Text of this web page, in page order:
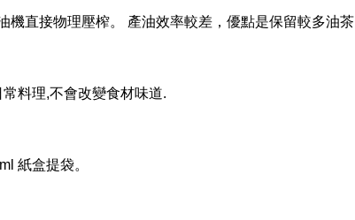
機直接物理壓榨。 產油效率較差，優點是保留較多油茶
料理,不會改變食材味道.
紙盒提袋。